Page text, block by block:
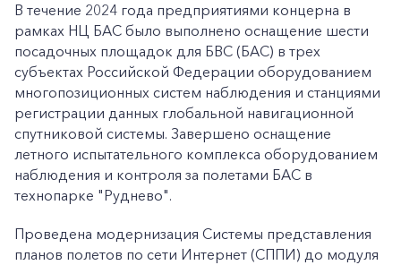
В течение 2024 года предприятиями концерна в
рамках НЦ БАС было выполнено оснащение шести
посадочных площадок для БВС (БАС) в трех
субъектах Российской Федерации оборудованием
многопозиционных систем наблюдения и станциями
регистрации данных глобальной навигационной
спутниковой системы. Завершено оснащение
летного испытательного комплекса оборудованием
наблюдения и контроля за полетами БАС в
технопарке "Руднево".
Проведена модернизация Системы представления
планов полетов по сети Интернет (СППИ) до модуля